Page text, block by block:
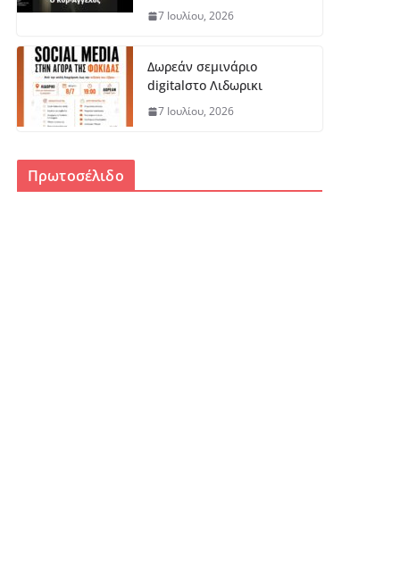
7 Ιουλίου, 2026
Δωρεάν σεμινάριο
digitalστο Λιδωρικι
7 Ιουλίου, 2026
Πρωτοσέλιδο